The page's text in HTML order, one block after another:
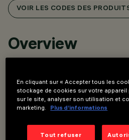
VOIR LES CODES DES
Overview
épaisseur de 1 à 25 mm;
ressorts en acier.
Diffuseur en aluminium verni
En cliquant sur « Accepter tous les
stockage de cookies sur votre
sur le site, analyser son utilisation et
marketing.
Plus d’informations
Tout refuser